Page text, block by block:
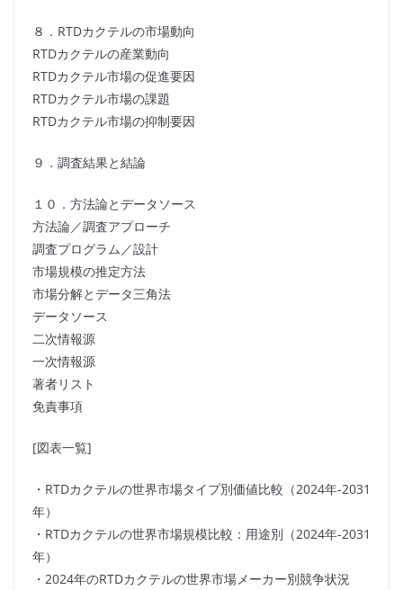
８．RTDカクテルの市場動向
RTDカクテルの産業動向
RTDカクテル市場の促進要因
RTDカクテル市場の課題
RTDカクテル市場の抑制要因
９．調査結果と結論
１０．方法論とデータソース
方法論／調査アプローチ
調査プログラム／設計
市場規模の推定方法
市場分解とデータ三角法
データソース
二次情報源
一次情報源
著者リスト
免責事項
[図表一覧]
・RTDカクテルの世界市場タイプ別価値比較（2024年-2031
年）
・RTDカクテルの世界市場規模比較：用途別（2024年-2031
年）
・2024年のRTDカクテルの世界市場メーカー別競争状況